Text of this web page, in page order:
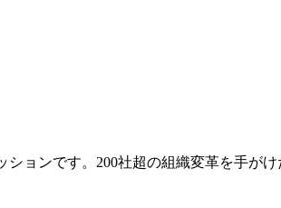
ョンです。200社超の組織変革を手が